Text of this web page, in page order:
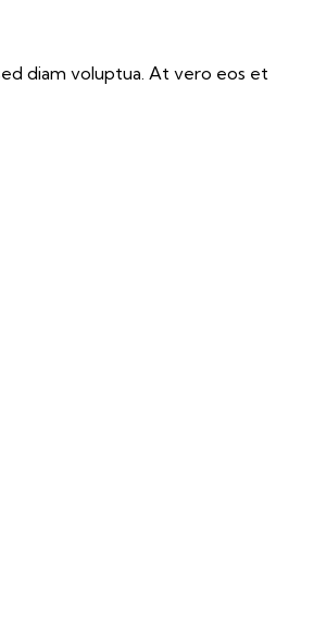
diam voluptua. At vero eos et